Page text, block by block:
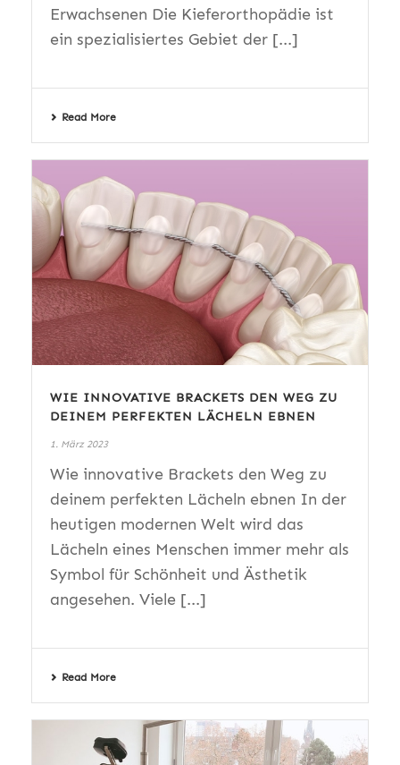
Erwachsenen Die Kieferorthopädie ist
ein spezialisiertes Gebiet der [...]
Read More
WIE INNOVATIVE BRACKETS DEN WEG ZU
DEINEM PERFEKTEN LÄCHELN EBNEN
1. März 2023
Wie innovative Brackets den Weg zu
deinem perfekten Lächeln ebnen In der
heutigen modernen Welt wird das
Lächeln eines Menschen immer mehr als
Symbol für Schönheit und Ästhetik
angesehen. Viele [...]
Read More